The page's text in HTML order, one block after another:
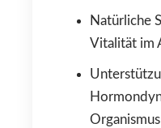
Natürliche
Vitalität im
Organismus